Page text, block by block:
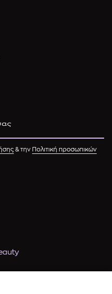
& την Πολιτική προσωπικών